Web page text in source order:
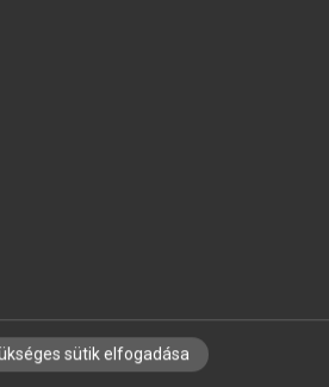
FEL HÍRLEVELÜNKRE!
sütik elfogadása